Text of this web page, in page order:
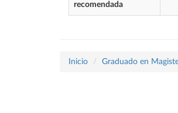
recomendada
Inicio Graduado en